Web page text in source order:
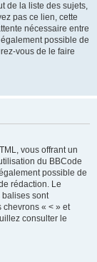
de la liste des sujets,
pas ce lien, cette
nécessaire entre
possible de
vous de le faire
vous offrant un
du BBCode
possible de
rédaction. Le
balises sont
chevrons « < » et
consulter le